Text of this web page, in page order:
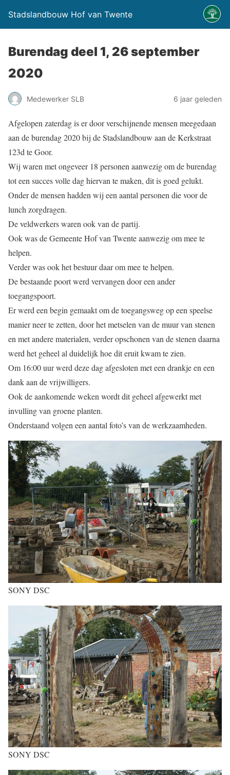
Stadslandbouw Hof van Twente
Burendag deel 1, 26 september
2020
Medewerker SLB 6 jaar geleden
Afgelopen zaterdag is er door verschijnende mensen meegedaan
aan de burendag 2020 bij de Stadslandbouw aan de Kerkstraat
123d te Goor.
Wij waren met ongeveer 18 personen aanwezig om de burendag
tot een succes volle dag hiervan te maken, dit is goed gelukt.
Onder de mensen hadden wij een aantal personen die voor de
lunch zorgdragen.
De veldwerkers waren ook van de partij.
Ook was de Gemeente Hof van Twente aanwezig om mee te
helpen.
Verder was ook het bestuur daar om mee te helpen.
De bestaande poort werd vervangen door een ander
toegangspoort.
Er werd een begin gemaakt om de toegangsweg op een speelse
manier neer te zetten, door het metselen van de muur van stenen
en met andere materialen, verder opschonen van de stenen daarna
werd het geheel al duidelijk hoe dit eruit kwam te zien.
Om 16:00 uur werd deze dag afgesloten met een drankje en een
dank aan de vrijwilligers.
Ook de aankomende weken wordt dit geheel afgewerkt met
invulling van groene planten.
Onderstaand volgen een aantal foto’s van de werkzaamheden.
SONY DSC
SONY DSC